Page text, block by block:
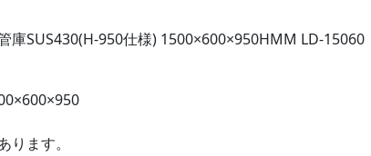
庫SUS430(H-950仕様) 1500×600×950HMM LD-15060
ます。